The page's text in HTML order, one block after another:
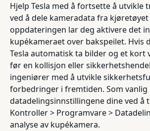
Hjelp Tesla med å fortsette å utvikle
ved å dele kameradata fra
oppdateringen lar deg aktivere det
kupékameraet over bakspeilet. Hvis
Tesla automatisk ta bilder og et kort
før en kollisjon eller
ingeniører med å utvikle
forbedringer i fremtiden. Som vanlig
datadelingsinnstillingene dine ved å
Kontroller > Programvare >
analyse av kupékamera.